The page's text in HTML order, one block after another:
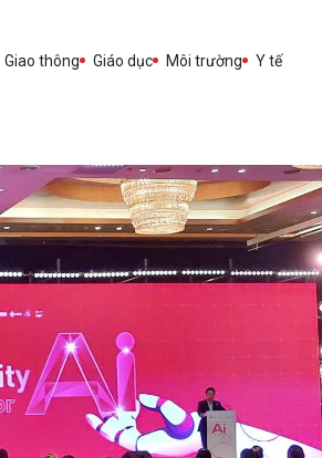
Giao thông Giáo dục Môi trường
Y tế